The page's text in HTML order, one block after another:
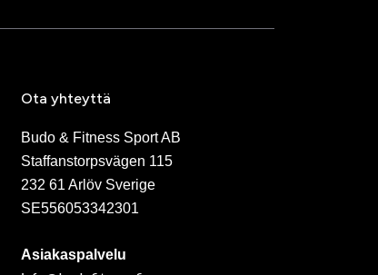
Ota yhteyttä
Budo & Fitness Sport AB
Staffanstorpsvägen 115
232 61 Arlöv Sverige
SE556053342301
Asiakaspalvelu